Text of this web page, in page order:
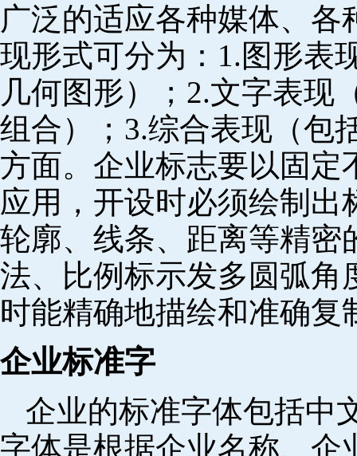
广泛的适应各种媒体、
现形式可分为：1.图形表
几何图形）；2.文字表现
组合）；3.综合表现（包
方面。企业标志要以固定
应用，开设时必须绘制
轮廓、线条、距离等精密
法、比例标示发多圆弧角
时能精确地描绘和准确复
企业标准字
企业的标准字体包括中
字体是根据企业名称、企